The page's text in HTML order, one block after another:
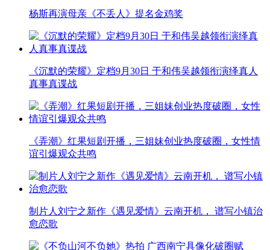
杨斯再演母亲《不丢人》提名金鸡奖
《沉默的荣耀》定档9月30日 于和伟吴越领衔演绎真人
真事真谍战
《弄潮》红果短剧开播，三姐妹创业热度破圈，女性情
谊引爆观众共鸣
制片人刘宁之新作《遇见爱情》云南开机， 谱写小镇治
愈恋歌